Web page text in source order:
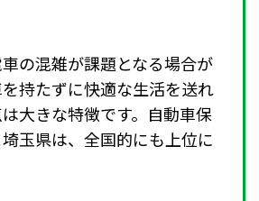
の混雑が課題となる場合が
持たずに快適な生活を送れ
大きな特徴です。自動車保
玉県は、全国的にも上位に